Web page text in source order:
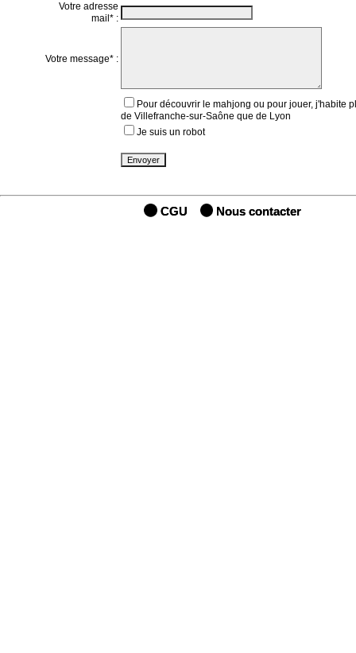
Votre adresse
mail* :
Votre message* :
Pour découvrir le mahjong ou pour jouer, j'habite
de Villefranche-sur-Saône que de Lyon
Je suis un robot
CGU Nous contacter